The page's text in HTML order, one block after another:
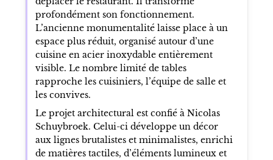
profondément son fonctionnement.
L’ancienne monumentalité laisse place à un
espace plus réduit, organisé autour d’une
cuisine en acier inoxydable entièrement
visible. Le nombre limité de tables
rapproche les cuisiniers, l’équipe de salle et
les convives.
Le projet architectural est confié à Nicolas
Schuybroek. Celui-ci développe un décor
aux lignes brutalistes et minimalistes, enrichi
de matières tactiles, d’éléments lumineux et